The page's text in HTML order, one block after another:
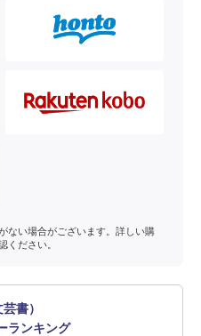
ない場合がございます。詳しい購
ください。
書）
ランキング